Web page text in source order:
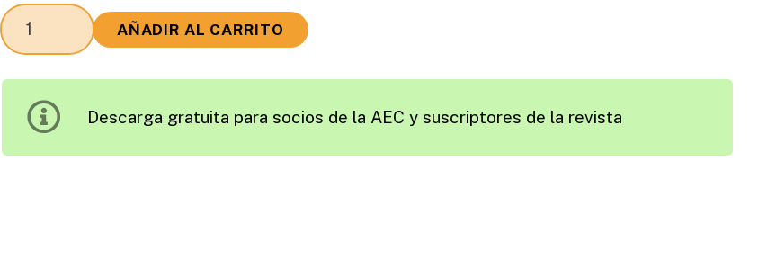
Reciclado
de
AÑADIR AL CARRITO
Descarga gratuita para socios de la AEC y suscriptores de la revista